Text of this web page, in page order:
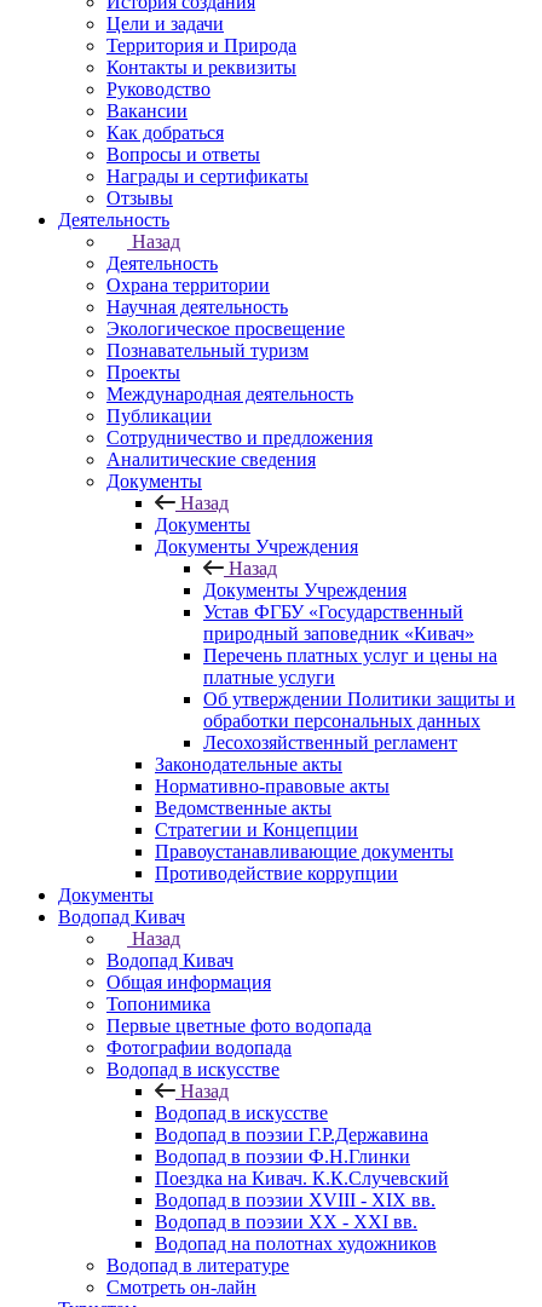
Цели и задачи
Территория и Природа
Контакты и реквизиты
Руководство
Вакансии
Как добраться
Вопросы и ответы
Награды и сертификаты
Отзывы
Деятельность
Назад
Деятельность
Охрана территории
Научная деятельность
Экологическое просвещение
Познавательный туризм
Проекты
Международная деятельность
Публикации
Сотрудничество и предложения
Аналитические сведения
Документы
Назад
Документы
Документы Учреждения
Назад
Документы Учреждения
Устав ФГБУ «Государственный
природный заповедник «Кивач»
Перечень платных услуг и цены на
платные услуги
Об утверждении Политики защиты и
обработки персональных данных
Лесохозяйственный регламент
Законодательные акты
Нормативно-правовые акты
Ведомственные акты
Стратегии и Концепции
Правоустанавливающие документы
Противодействие коррупции
Документы
Водопад Кивач
Назад
Водопад Кивач
Общая информация
Топонимика
Первые цветные фото водопада
Фотографии водопада
Водопад в искусстве
Назад
Водопад в искусстве
Водопад в поэзии Г.Р.Державина
Водопад в поэзии Ф.Н.Глинки
Поездка на Кивач. К.К.Случевский
Водопад в поэзии XVIII - XIX вв.
Водопад в поэзии XX - XXI вв.
Водопад на полотнах художников
Водопад в литературе
Смотреть он-лайн